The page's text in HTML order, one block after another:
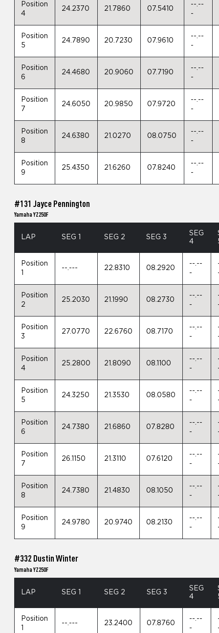
Position
4
24.2370 21.7860 07.5410
--.--
-
Position
5
24.7890 20.7230 07.9610
--.--
-
Position
6
24.4680 20.9060 07.7190
--.--
-
Position
7
24.6050 20.9850 07.9720
--.--
-
Position
8
24.6380 21.0270 08.0750
--.--
-
Position
9
25.4350 21.6260 07.8240
--.--
-
#131 Jayce Pennington
Yamaha YZ250F
LAP SEG 1 SEG 2 SEG 3
SEG
4
Position
--.--- 22.8310 08.2920
--.--
-
Position
2
25.2030 21.1990 08.2730
--.--
-
Position
3
27.0770 22.6760 08.7170
--.--
-
Position
4
25.2800 21.8090 08.1100
--.--
-
Position
5
24.3250 21.3530 08.0580
--.--
-
Position
6
24.7380 21.6860 07.8280
--.--
-
Position
7
26.1150 21.3110 07.6120
--.--
-
Position
8
24.7380 21.4830 08.1050
--.--
-
Position
9
24.9780 20.9740 08.2130
--.--
-
#332 Dustin Winter
Yamaha YZ250F
LAP SEG 1 SEG 2 SEG 3
SEG
4
Position
--.--- 23.2400 07.8760
--.--
-